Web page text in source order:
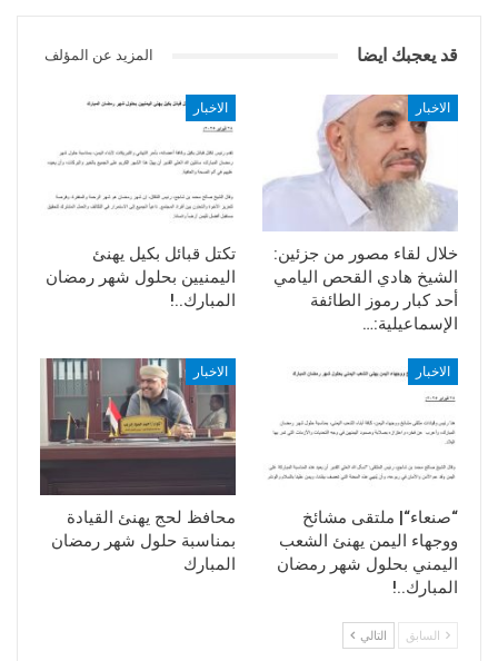
قد يعجبك ايضا المزيد عن المؤلف
الاخبار
خلال لقاء مصور من جزئين:
الشيخ هادي القحص اليامي
أحد كبار رموز الطائفة
الإسماعيلية:…
الاخبار
تكتل قبائل بكيل يهنئ
اليمنيين بحلول شهر رمضان
المبارك..!
الاخبار
“صنعاء“| ملتقى مشائخ
ووجهاء اليمن يهنئ الشعب
اليمني بحلول شهر رمضان
المبارك..!
الاخبار
محافظ لحج يهنئ القيادة
بمناسبة حلول شهر رمضان
المبارك
السابق التالي